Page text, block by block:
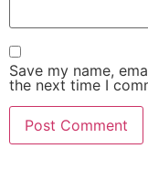
Save my name,
the next time I